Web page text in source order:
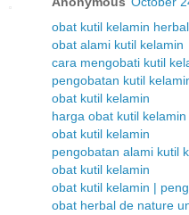
obat kutil kelamin
obat alami kutil kelamin
cara mengobati kutil
pengobatan kutil
obat kutil kelamin
harga obat kutil kelamin
obat kutil kelamin
pengobatan alami kutil
obat kutil kelamin
obat kutil kelamin |
obat herbal de nature